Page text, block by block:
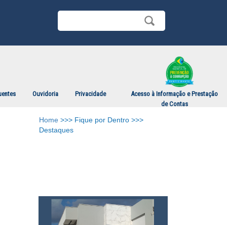
Ouvidoria Privacidade
Acesso à Informação e Prestação
de Contas
Home >>> Fique por Dentro >>>
Destaques